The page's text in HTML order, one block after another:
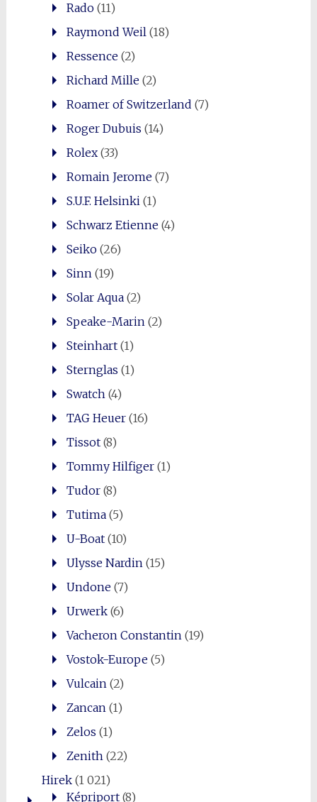
Rado(11)
Raymond Weil(18)
Ressence(2)
Richard Mille(2)
Roamer of Switzerland (7)
Roger Dubuis (14)
Rolex(33)
Romain Jerome(7)
S.U.F. Helsinki(1)
Schwarz Etienne(4)
Seiko(26)
Sinn(19)
Solar Aqua(2)
Speake-Marin(2)
Steinhart(1)
Sternglas (1)
Swatch(4)
TAG Heuer(16)
Tissot(8)
Tommy Hilfiger(1)
Tudor(8)
Tutima(5)
U-Boat(10)
Ulysse Nardin(15)
Undone(7)
Urwerk(6)
Vacheron Constantin(19)
Vostok-Europe(5)
Vulcain(2)
Zancan(1)
Zelos (1)
Zenith(22)
Hirek(1 021)
Képriport(8)